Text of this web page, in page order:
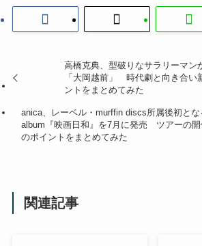
高橋克典、型破りなサラリーマン
「大岡越前」 時代劇と向き合い
ントをまとめてみた
anica、レーベル・murffin discs所属後初とな
album『映画日和』を7月に発売 ツアーの開
のポイントをまとめてみた
関連記事